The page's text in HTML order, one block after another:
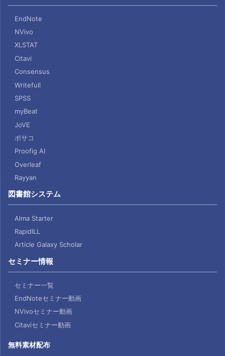
EndNote
NVivo
XLSTAT
Citavi
Consensus
Writefull
SPSS
myBeat
JoVE
ポサコ
Proofig AI
Overleaf
Rayyan
図書館システム
Alma Starter
RapidILL
Article Galaxy Scholar
セミナー情報
セミナー一覧
EndNoteセミナー動画
NVivoセミナー動画
Citaviセミナー動画
無料素材配布